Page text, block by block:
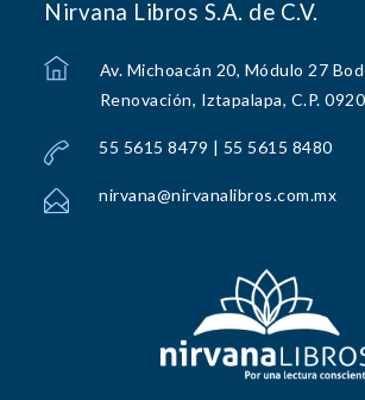
Nirvana Libros S.A. de C.V.
Av. Michoacán 20, Módulo 27
Renovación, Iztapalapa, C.P.
55 5615 8479 | 55 5615 8480
nirvana@nirvanalibros.com.mx